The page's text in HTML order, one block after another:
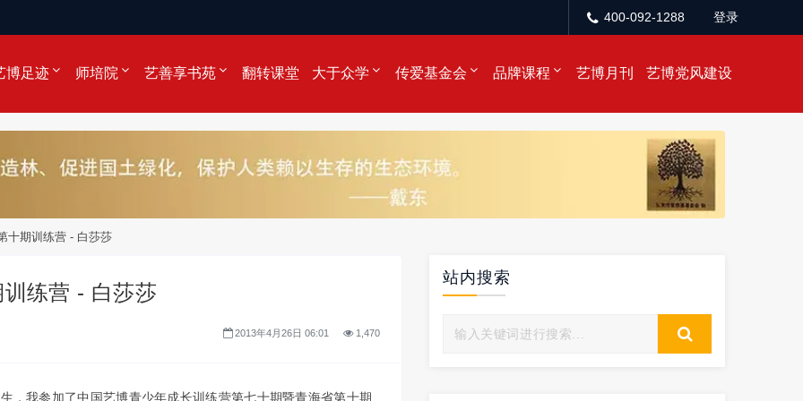
400-092-1288 登录
博足迹 师培院 艺善享书苑 翻转课堂 大于众学 传爱基金会 品牌课程 艺博月刊 艺博党风建设
十期训练营 - 白莎莎
练营 - 白莎莎
2013年4月26日 06:01 1,470
，我参加了中国艺博青少年成长训练营第七十期暨青海省第十期
站内搜索